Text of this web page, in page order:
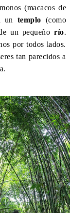
(macacos de
un templo (como
un pequeño río.
por todos lados.
tan parecidos a